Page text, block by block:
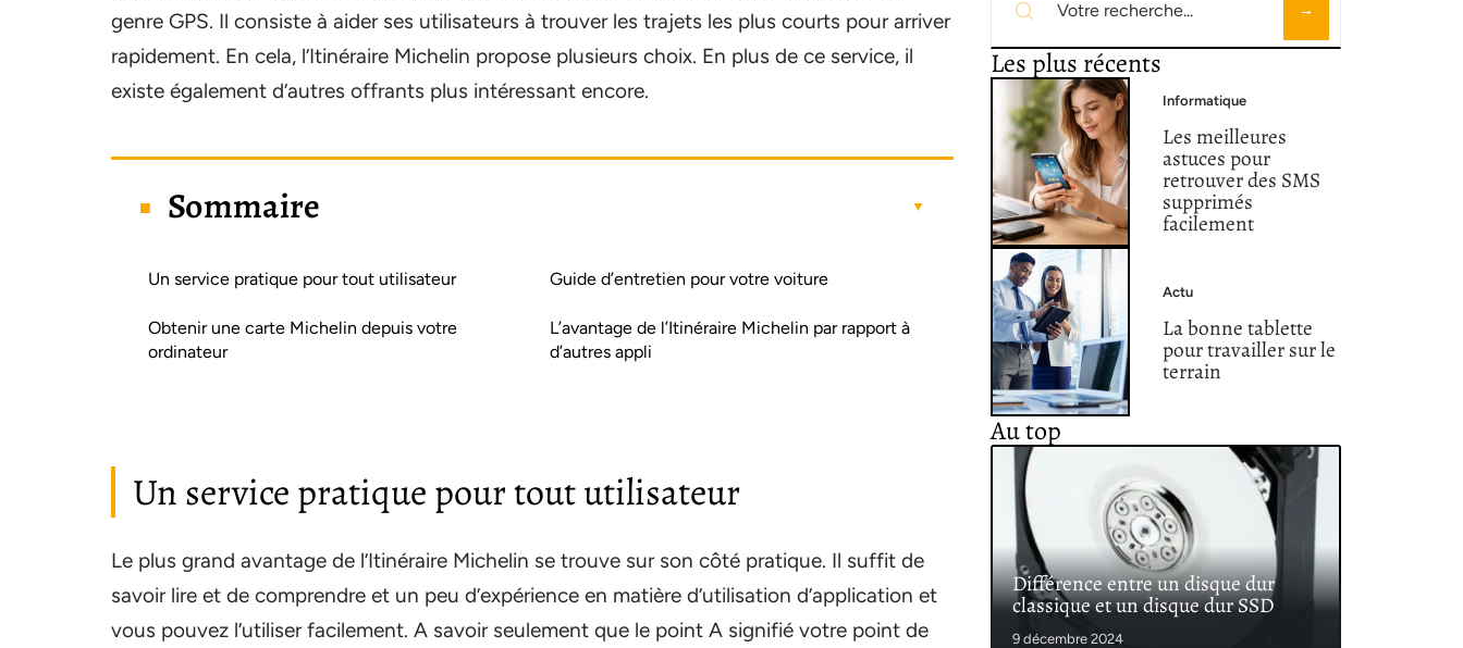
genre GPS. Il consiste à aider ses utilisateurs à trouver les trajets les plus courts pour arriver
rapidement. En cela, l’Itinéraire Michelin propose plusieurs choix. En plus de ce service, il
existe également d’autres offrants plus intéressant encore.
Sommaire
Un service pratique pour tout utilisateur
Obtenir une carte Michelin depuis votre
ordinateur
Guide d’entretien pour votre voiture
L’avantage de l’Itinéraire Michelin par rapport à
d’autres appli
Un service pratique pour tout utilisateur
Le plus grand avantage de l’Itinéraire Michelin se trouve sur son côté pratique. Il suffit de
savoir lire et de comprendre et un peu d’expérience en matière d’utilisation d’application et
vous pouvez l’utiliser facilement. A savoir seulement que le point A signifié votre point de
Les plus récents
Informatique
Les meilleures
astuces pour
retrouver des SMS
supprimés
facilement
Actu
La bonne tablette
pour travailler sur le
terrain
Au top
Différence entre un disque dur
classique et un disque dur SSD
9 décembre 2024